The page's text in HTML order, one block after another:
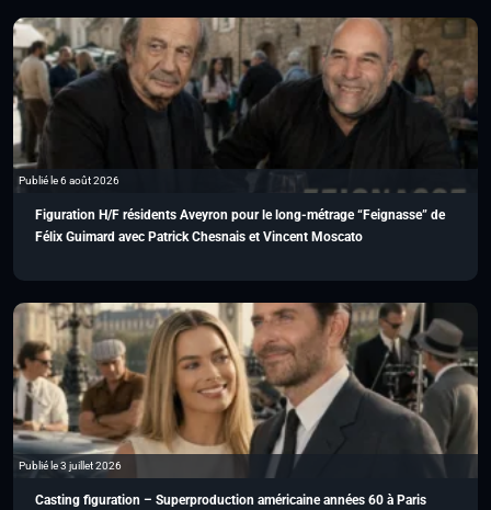
Publié le 6 août 2026
Figuration H/F résidents Aveyron pour le long-métrage “Feignasse” de
Félix Guimard avec Patrick Chesnais et Vincent Moscato
Publié le 3 juillet 2026
Casting figuration – Superproduction américaine années 60 à Paris